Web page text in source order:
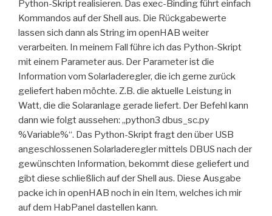
Python-Skript realisieren. Das exec-Binding führt einfach
Kommandos auf der Shell aus. Die Rückgabewerte
lassen sich dann als String im openHAB weiter
verarbeiten. In meinem Fall führe ich das Python-Skript
mit einem Parameter aus. Der Parameter ist die
Information vom Solarladeregler, die ich gerne zurück
geliefert haben möchte. Z.B. die aktuelle Leistung in
Watt, die die Solaranlage gerade liefert. Der Befehl kann
dann wie folgt aussehen: „python3 dbus_sc.py
%Variable%“. Das Python-Skript fragt den über USB
angeschlossenen Solarladeregler mittels DBUS nach der
gewünschten Information, bekommt diese geliefert und
gibt diese schließlich auf der Shell aus. Diese Ausgabe
packe ich in openHAB noch in ein Item, welches ich mir
auf dem HabPanel dastellen kann.